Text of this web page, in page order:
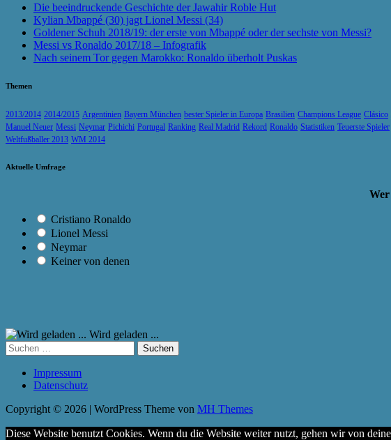
Die beeindruckende Geschichte der Jawahir Roble Hut
Kylian Mbappé (30) jagt Lionel Messi (34)
Goldener Schuh 2018/19: der erste von Mbappé oder der sechste von Messi?
Messi vs Ronaldo 2017/18 – Infografik
Nach seinem Tor gegen Marokko: Ronaldo überholt Puskas
Themen
2013/2014 2014/2015 Argentinien Bayern München bester Spieler in Europa Brasilien Champions League Clásico
Manuel Neuer Messi Neymar Pichichi Portugal Ranking Real Madrid Rekord Ronaldo Statistiken Teuerste Spieler
Weltfußballer 2013 WM 2014
Aktuelle Umfrage
Wer
Cristiano Ronaldo
Lionel Messi
Neymar
Keiner von denen
Wird geladen ...
Suchen
nach:
Impressum
Datenschutz
Copyright © 2026 | WordPress Theme von MH Themes
Diese Website benutzt Cookies. Wenn du die Website weiter nutzt, gehen wir von